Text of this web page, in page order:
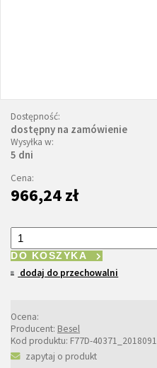
Dostępność:
dostępny na zamówienie
Wysyłka w:
5 dni
Cena:
966,24 zł
DO KOSZYKA
dodaj do przechowalni
Ocena:
Producent: Besel
Kod produktu: F77D-
zapytaj o produkt